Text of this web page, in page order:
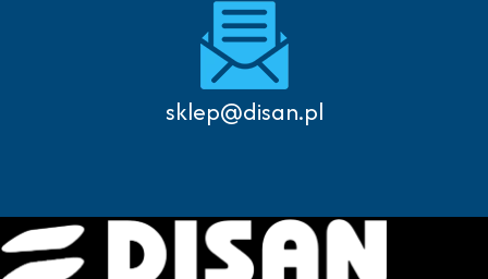
sklep@disan.pl